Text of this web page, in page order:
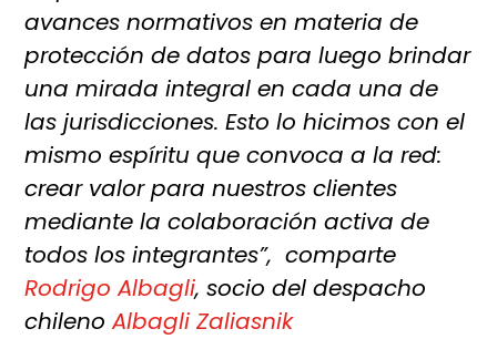
avances normativos en materia de
protección de datos para luego brindar
una mirada integral en cada una de
las jurisdicciones. Esto lo hicimos con el
mismo espíritu que convoca a la red:
crear valor para nuestros clientes
mediante la colaboración activa de
todos los integrantes”, comparte
Rodrigo Albagli, socio del despacho
chilenoAlbagli Zaliasnik